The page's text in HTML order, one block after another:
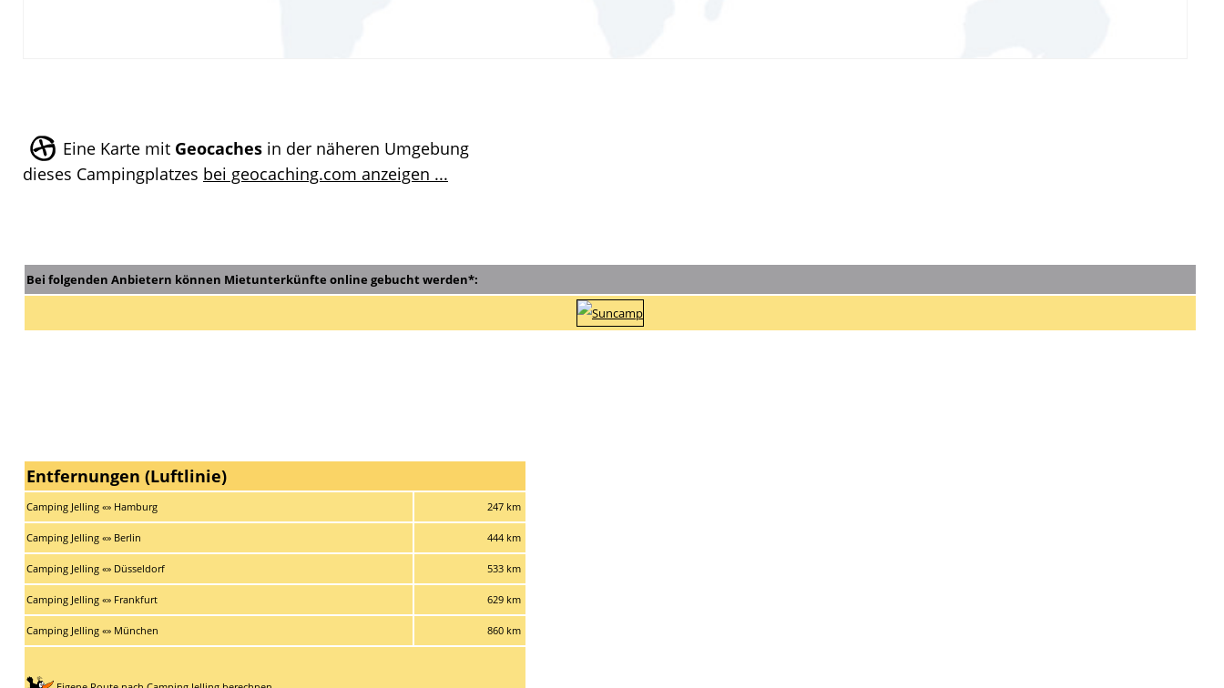
Eine Karte mit Geocaches in der näheren Umgebung
dieses Campingplatzes bei geocaching.com anzeigen ...
Bei folgenden Anbietern können Mietunterkünfte online gebucht werden*:
Entfernungen (Luftlinie)
Camping Jelling «» Hamburg 247 km
Camping Jelling «» Berlin 444 km
Camping Jelling «» Düsseldorf 533 km
Camping Jelling «» Frankfurt 629 km
Camping Jelling «» München 860 km